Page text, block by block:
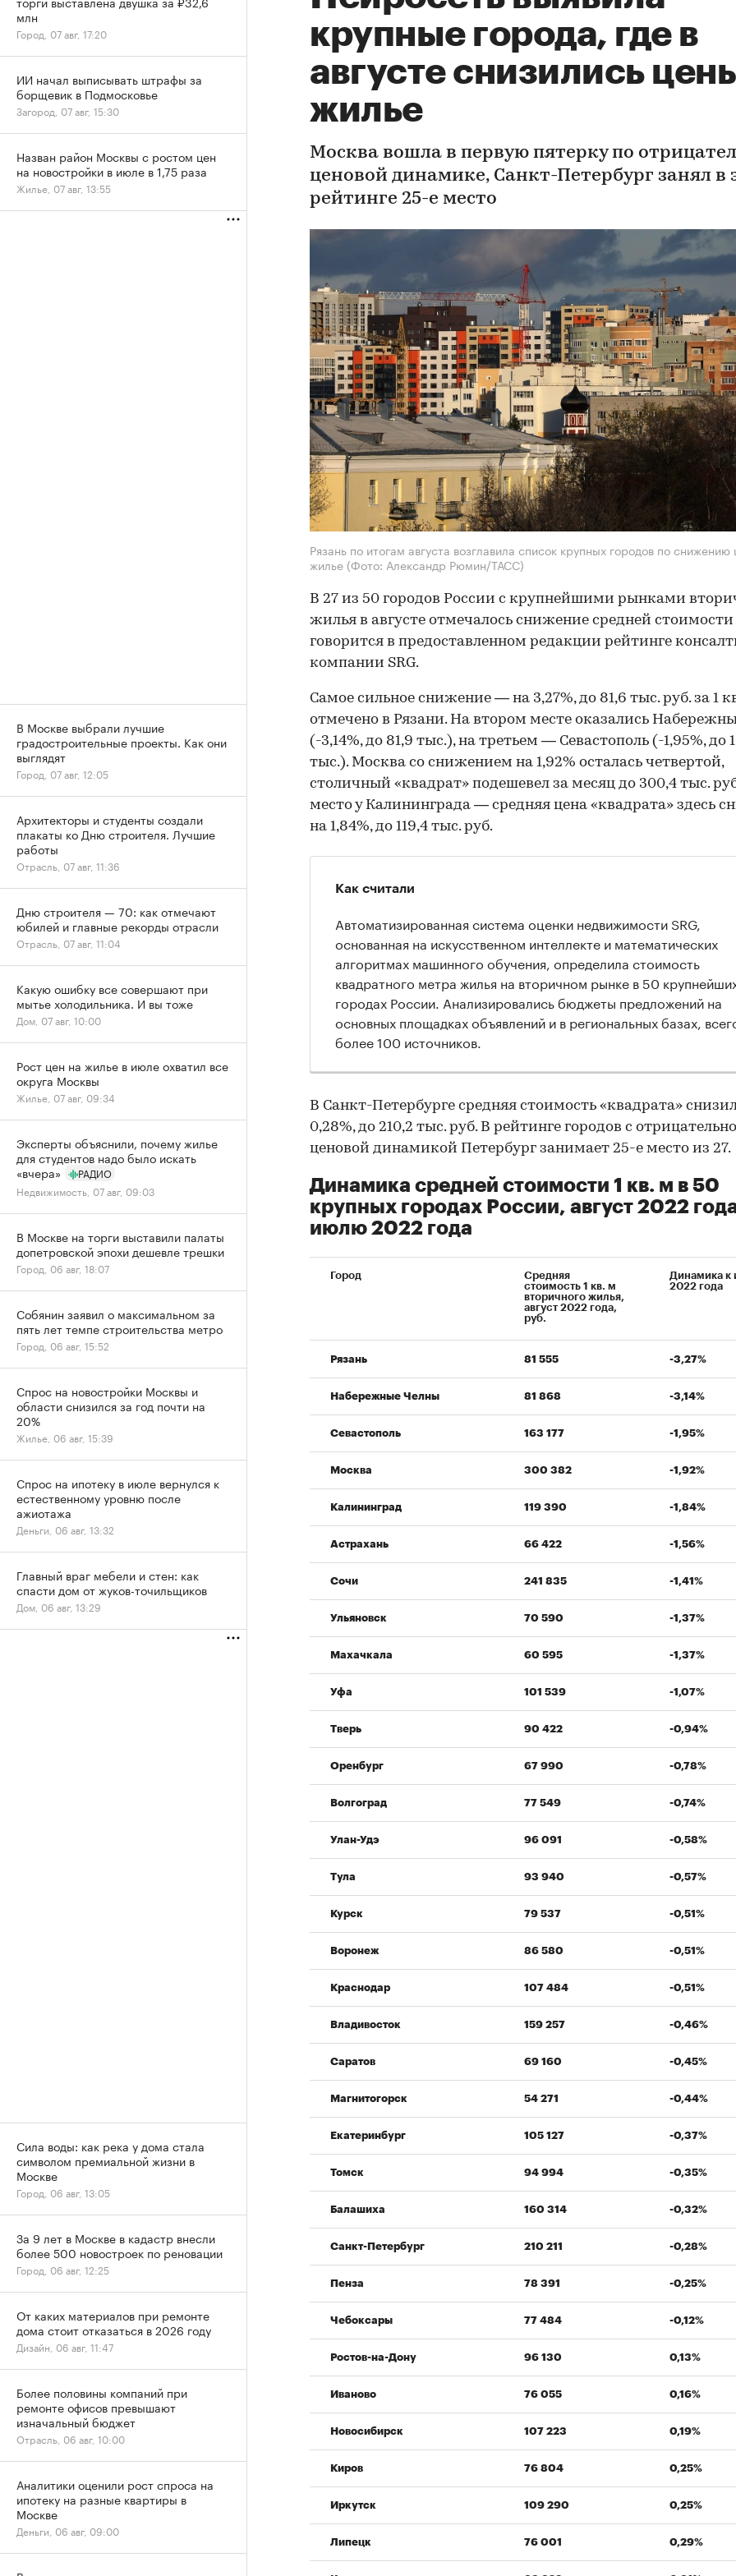
крупные города, где в
августе снизились
жилье
Москва вошла в первую пятерку по
ценовой динамике, Санкт-Петербург занял в
рейтинге 25-е место
Рязань по итогам августа возглавила список крупных городов по снижению
жилье (Фото: Александр Рюмин/ТАСС)
В 27 из 50 городов России с крупнейшими рынками
жилья в августе отмечалось снижение средней стоимости
говорится в предоставленном редакции рейтинге
компании SRG.
Самое сильное снижение — на 3,27%, до 81,6 тыс. руб. за 1
отмечено в Рязани. На втором месте оказались
(-3,14%, до 81,9 тыс.), на третьем — Севастополь (-1,95%, до
тыс.). Москва со снижением на 1,92% осталась четвертой,
столичный «квадрат» подешевел за месяц до 300,4 тыс.
место у Калининграда — средняя цена «квадрата» здесь
на 1,84%, до 119,4 тыс. руб.
Как считали
Автоматизированная система оценки недвижимости SRG,
основанная на искусственном интеллекте и математических
алгоритмах машинного обучения, определила стоимость
квадратного метра жилья на вторичном рынке в 50
городах России. Анализировались бюджеты предложений на
основных площадках объявлений и в региональных базах,
более 100 источников.
В Санкт-Петербурге средняя стоимость «квадрата»
0,28%, до 210,2 тыс. руб. В рейтинге городов с
ценовой динамикой Петербург занимает 25-е место из 27.
Динамика средней стоимости 1 кв. м в 50
крупных городах России, август 2022
июлю 2022 года
Город
Средняя
стоимость 1 кв. м
вторичного жилья,
август 2022 года,
руб.
Динамика
2022 года
Рязань 81 555 -3,27%
Набережные Челны 81 868 -3,14%
Севастополь 163 177 -1,95%
Москва 300 382 -1,92%
Калининград 119 390 -1,84%
Астрахань 66 422 -1,56%
Сочи 241 835 -1,41%
Ульяновск 70 590 -1,37%
Махачкала 60 595 -1,37%
Уфа 101 539 -1,07%
Тверь 90 422 -0,94%
Оренбург 67 990 -0,78%
Волгоград 77 549 -0,74%
Улан-Удэ 96 091 -0,58%
Тула 93 940 -0,57%
Курск 79 537 -0,51%
Воронеж 86 580 -0,51%
Краснодар 107 484 -0,51%
Владивосток 159 257 -0,46%
Саратов 69 160 -0,45%
Магнитогорск 54 271 -0,44%
Екатеринбург 105 127 -0,37%
Томск 94 994 -0,35%
Балашиха 160 314 -0,32%
Санкт-Петербург 210 211 -0,28%
Пенза 78 391 -0,25%
Чебоксары 77 484 -0,12%
Ростов-на-Дону 96 130 0,13%
Иваново 76 055 0,16%
Новосибирск 107 223 0,19%
Киров 76 804 0,25%
Иркутск 109 290 0,25%
Липецк 76 001 0,29%
млн
Город, 07 авг, 17:20
ИИ начал выписывать штрафы за
борщевик в Подмосковье
Загород, 07 авг, 15:30
Назван район Москвы с ростом цен
на новостройки в июле в 1,75 раза
Жилье, 07 авг, 13:55
В Москве выбрали лучшие
градостроительные проекты. Как они
выглядят
Город, 07 авг, 12:05
Архитекторы и студенты создали
плакаты ко Дню строителя. Лучшие
работы
Отрасль, 07 авг, 11:36
Дню строителя — 70: как отмечают
юбилей и главные рекорды отрасли
Отрасль, 07 авг, 11:04
Какую ошибку все совершают при
мытье холодильника. И вы тоже
Дом, 07 авг, 10:00
Рост цен на жилье в июле охватил все
округа Москвы
Жилье, 07 авг, 09:34
Эксперты объяснили, почему жилье
для студентов надо было искать
«вчера»
РАДИО
Недвижимость, 07 авг, 09:03
В Москве на торги выставили палаты
допетровской эпохи дешевле трешки
Город, 06 авг, 18:07
Собянин заявил о максимальном за
пять лет темпе строительства метро
Город, 06 авг, 15:52
Спрос на новостройки Москвы и
области снизился за год почти на
20%
Жилье, 06 авг, 15:39
Спрос на ипотеку в июле вернулся к
естественному уровню после
ажиотажа
Деньги, 06 авг, 13:32
Главный враг мебели и стен: как
спасти дом от жуков-точильщиков
Дом, 06 авг, 13:29
Сила воды: как река у дома стала
символом премиальной жизни в
Москве
Город, 06 авг, 13:05
За 9 лет в Москве в кадастр внесли
более 500 новостроек по реновации
Город, 06 авг, 12:25
От каких материалов при ремонте
дома стоит отказаться в 2026 году
Дизайн, 06 авг, 11:47
Более половины компаний при
ремонте офисов превышают
изначальный бюджет
Отрасль, 06 авг, 10:00
Аналитики оценили рост спроса на
ипотеку на разные квартиры в
Москве
Деньги, 06 авг, 09:00